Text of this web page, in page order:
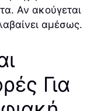
Αν ακούγεται
αμέσως.
Για